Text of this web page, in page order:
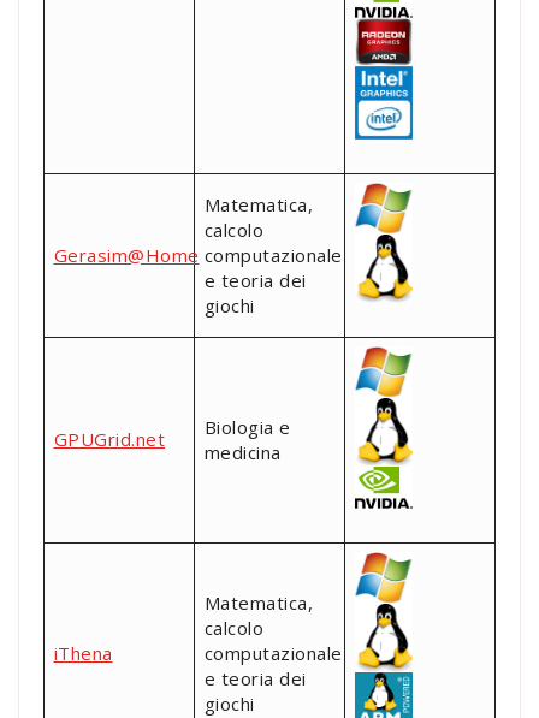
Gerasim@Home
Matematica,
calcolo
computazionale
e teoria dei
giochi
GPUGrid.net
Biologia e
medicina
iThena
Matematica,
calcolo
computazionale
e teoria dei
giochi